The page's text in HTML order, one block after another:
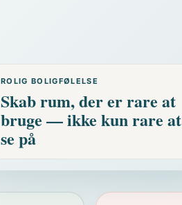
ROLIG BOLIGFØLELSE
Skab rum, der er rare at
bruge — ikke kun rare at
se på